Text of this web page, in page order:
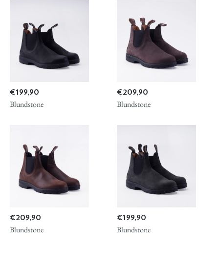
€ 199,90
Blundstone
€ 209,90
Blundstone
€ 209,90
Blundstone
€ 199,90
Blundstone